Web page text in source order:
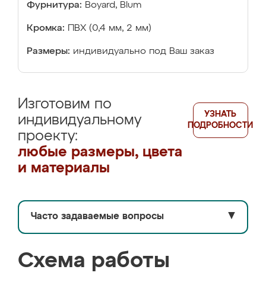
Фурнитура: Boyard, Blum
Кромка: ПВХ (0,4 мм, 2 мм)
Размеры: индивидуально под Ваш заказ
Изготовим по
индивидуальному
проекту:
любые размеры, цвета
и материалы
УЗНАТЬ
ПОДРОБНОСТИ
Часто задаваемые вопросы ▼
Схема работы